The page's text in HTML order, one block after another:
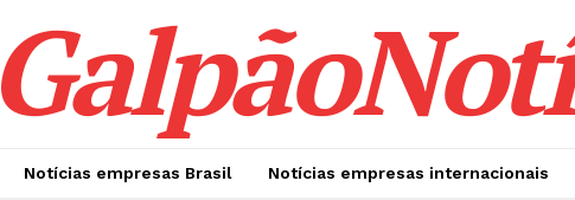
Notícias empresas Brasil Notícias empresas internacionais